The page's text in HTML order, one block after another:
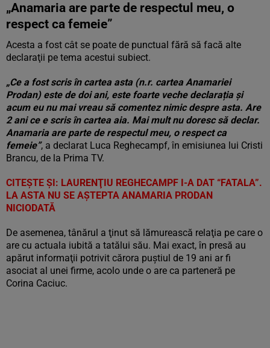
„Anamaria are parte de respectul meu, o
respect ca femeie”
Acesta a fost cât se poate de punctual fără să facă alte
declaraţii pe tema acestui subiect.
„Ce a fost scris în cartea asta (n.r. cartea Anamariei
Prodan) este de doi ani, este foarte veche declarația și
acum eu nu mai vreau să comentez nimic despre asta. Are
2 ani ce e scris în cartea aia. Mai mult nu doresc să declar.
Anamaria are parte de respectul meu, o respect ca
femeie”, a declarat Luca Reghecampf, în emisiunea lui Cristi
Brancu, de la Prima TV.
CITEŞTE ŞI: LAURENŢIU REGHECAMPF I-A DAT “FATALA”.
LA ASTA NU SE AŞTEPTA ANAMARIA PRODAN
NICIODATĂ
De asemenea, tânărul a ţinut să lămurească relaţia pe care o
are cu actuala iubită a tatălui său. Mai exact, în presă au
apărut informaţii potrivit cărora puștiul de 19 ani ar fi
asociat al unei firme, acolo unde o are ca parteneră pe
Corina Caciuc.